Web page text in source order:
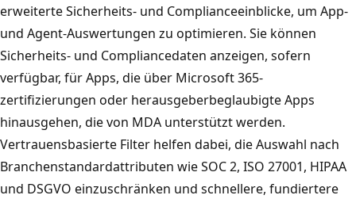
erweiterte Sicherheits- und Complianceeinblicke, um App-
und Agent-Auswertungen zu optimieren. Sie können
Sicherheits- und Compliancedaten anzeigen, sofern
verfügbar, für Apps, die über Microsoft 365-
zertifizierungen oder herausgeberbeglaubigte Apps
hinausgehen, die von MDA unterstützt werden.
Vertrauensbasierte Filter helfen dabei, die Auswahl nach
Branchenstandardattributen wie SOC 2, ISO 27001, HIPAA
und DSGVO einzuschränken und schnellere, fundiertere